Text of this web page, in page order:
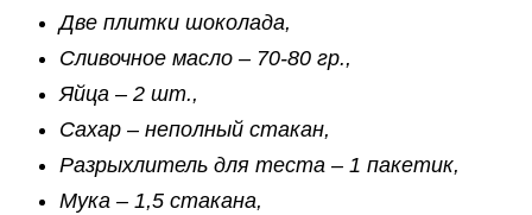
Две плитки шоколада,
Сливочное масло – 70-80 гр.,
Яйца – 2 шт.,
Сахар – неполный стакан,
Разрыхлитель для теста – 1 пакетик,
Мука – 1,5 стакана,